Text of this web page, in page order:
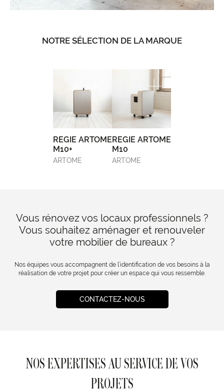
NOTRE SÉLECTION DE LA MARQUE
REGIE ARTOME
M10+
ARTOME
REGIE ARTOME
M10
ARTOME
Vous rénovez vos locaux professionnels ?
Vous souhaitez aménager et renouveler
votre mobilier de bureaux ?
Nos équipes vous accompagnent de l’identification de vos besoins à la
réalisation de votre projet pour créer un espace qui vous ressemble.
CONTACTEZ-NOUS
NOS EXPERTISES AU SERVICE DE VOS
PROJETS